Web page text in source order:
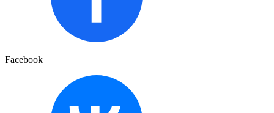
Facebook